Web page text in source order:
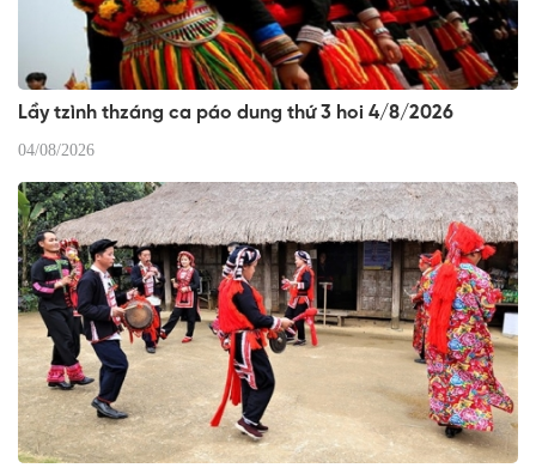
Lầy tzình thzáng ca páo dung thứ 3 hoi 4/8/2026
04/08/2026